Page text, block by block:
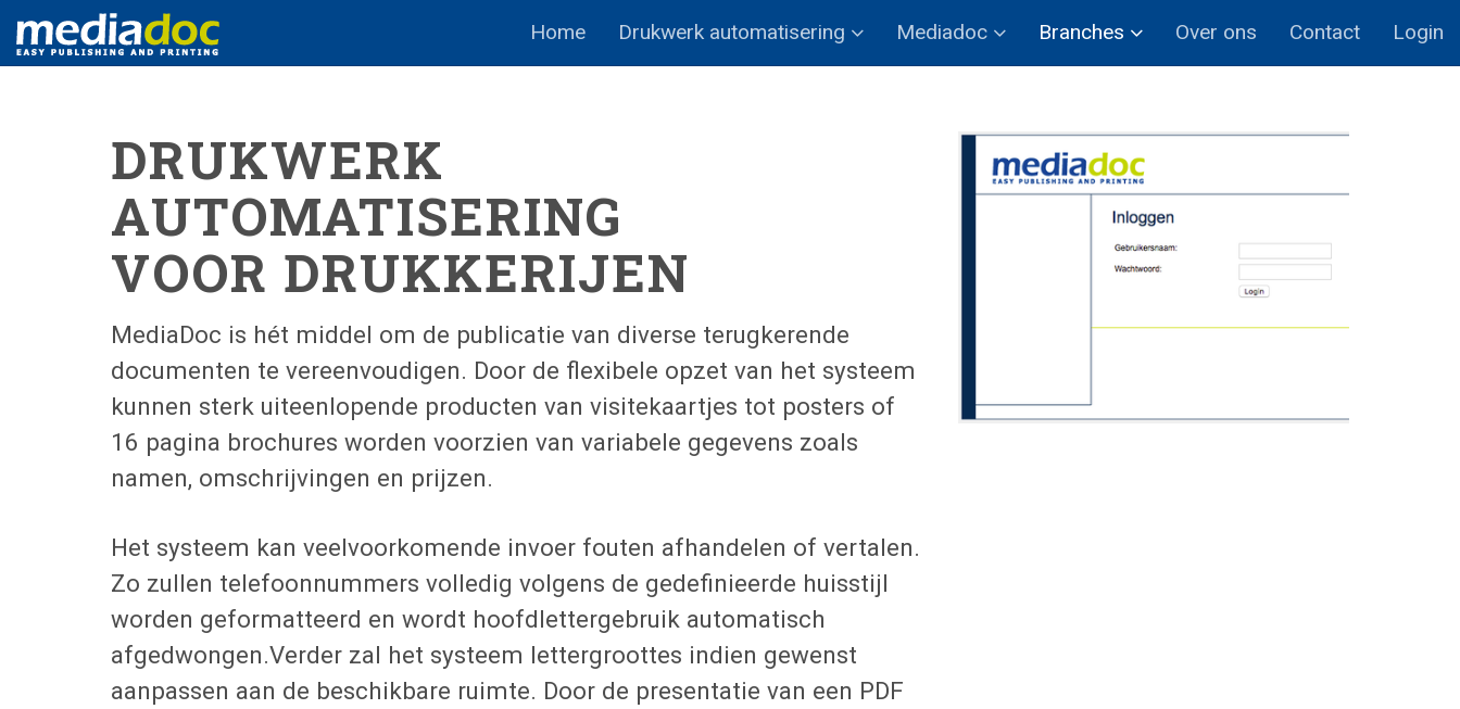
Home Drukwerk automatisering Mediadoc Branches Over ons Contact Login
DRUKWERK
AUTOMATISERING
VOOR DRUKKERIJEN
MediaDoc is hét middel om de publicatie van diverse terugkerende
documenten te vereenvoudigen. Door de flexibele opzet van het systeem
kunnen sterk uiteenlopende producten van visitekaartjes tot posters of
16 pagina brochures worden voorzien van variabele gegevens zoals
namen, omschrijvingen en prijzen.
Het systeem kan veelvoorkomende invoer fouten afhandelen of vertalen.
Zo zullen telefoonnummers volledig volgens de gedefinieerde huisstijl
worden geformatteerd en wordt hoofdlettergebruik automatisch
afgedwongen.Verder zal het systeem lettergroottes indien gewenst
aanpassen aan de beschikbare ruimte. Door de presentatie van een PDF